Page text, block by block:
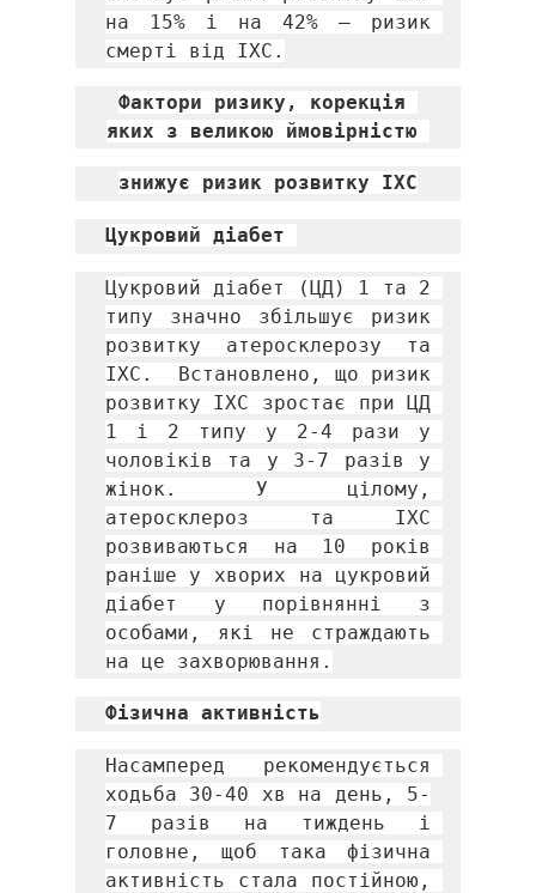
на 15% і на 42% – ризик
смерті від ІХС.
Фактори ризику, корекція
яких з великою ймовірністю
знижує ризик розвитку ІХС
Цукровий діабет
Цукровий діабет (ЦД) 1 та 2
типу значно збільшує ризик
розвитку атеросклерозу та
ІХС.  Встановлено, що ризик
розвитку ІХС зростає при ЦД
1 і 2 типу у 2-4 рази у
чоловіків та у 3-7 разів у
жінок. У цілому,
атеросклероз та ІХС
розвиваються на 10 років
раніше у хворих на цукровий
діабет у порівнянні з
особами, які не страждають
на це захворювання.
Фізична активність
Насамперед рекомендується
ходьба 30-40 хв на день, 5-
7 разів на тиждень і
головне, щоб така фізична
активність стала постійною,